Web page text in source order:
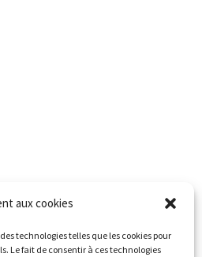
aux cookies
technologies telles que les cookies pour
Le fait de consentir à ces technologies